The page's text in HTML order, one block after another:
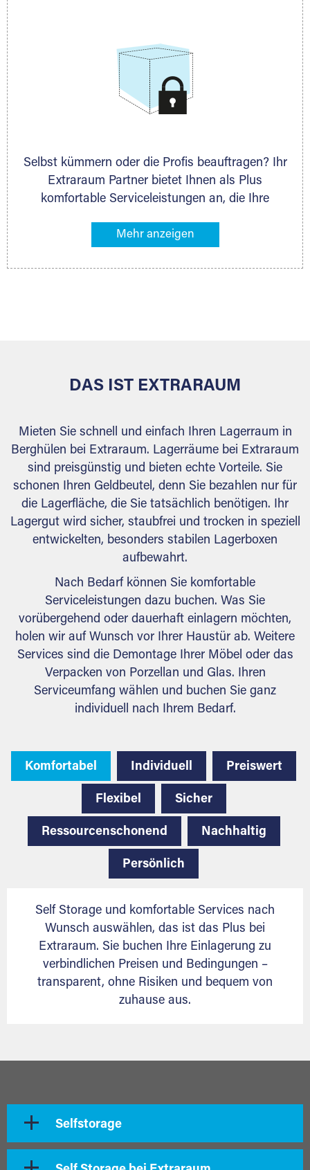
Selbst kümmern oder die Profis beauftragen? Ihr
Extraraum Partner bietet Ihnen als Plus
komfortable Serviceleistungen an, die Ihre
gehören z. B. Verpackungsservice, Lieferung von
Ihr Lagergut wird bei Ihrem Extraraum Partner
DAS IST EXTRARAUM
Mieten Sie schnell und einfach Ihren Lagerraum in
Berghülen bei Extraraum. Lagerräume bei Extraraum
sind preisgünstig und bieten echte Vorteile. Sie
schonen Ihren Geldbeutel, denn Sie bezahlen nur für
die Lagerfläche, die Sie tatsächlich benötigen. Ihr
Lagergut wird sicher, staubfrei und trocken in speziell
entwickelten, besonders stabilen Lagerboxen
aufbewahrt.
Nach Bedarf können Sie komfortable
Serviceleistungen dazu buchen. Was Sie
vorübergehend oder dauerhaft einlagern möchten,
holen wir auf Wunsch vor Ihrer Haustür ab. Weitere
Services sind die Demontage Ihrer Möbel oder das
Verpacken von Porzellan und Glas. Ihren
Serviceumfang wählen und buchen Sie ganz
individuell nach Ihrem Bedarf.
Komfortabel Individuell Preiswert
Flexibel Sicher
Ressourcenschonend Nachhaltig
Persönlich
Self Storage und komfortable Services nach
Wunsch auswählen, das ist das Plus bei
Extraraum. Sie buchen Ihre Einlagerung zu
verbindlichen Preisen und Bedingungen –
transparent, ohne Risiken und bequem von
zuhause aus.
Selfstorage